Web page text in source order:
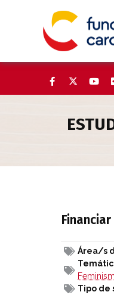
Área/s
Tipo de